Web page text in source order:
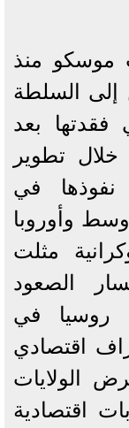
موسكو منذ
إلى السلطة
فقدتها بعد
خلال تطوير
نفوذها في
وأوروبا
مثلت
الصعود
روسيا في
اقتصادي
الولايات
اقتصادية